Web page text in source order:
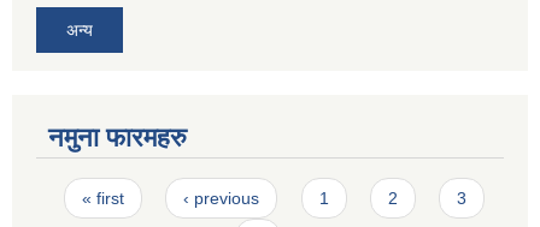
अन्य
नमुना फारमहरु
Pages
« first ‹ previous 1 2 3